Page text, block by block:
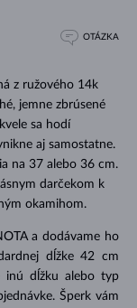
z ružového 14k
jemne zbrúsené
sa hodí
aj samostatne.
na 37 alebo 36 cm.
darčekom k
okamihom.
a dodávame ho
dĺžke 42 cm
inú dĺžku alebo typ
Šperk vám
OTÁZKA